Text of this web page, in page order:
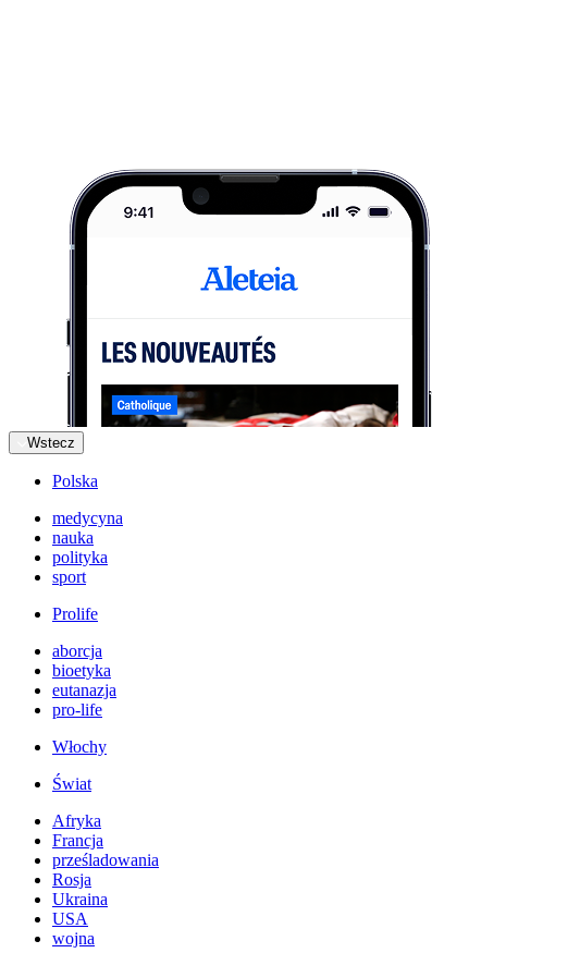
Wstecz
Polska
medycyna
nauka
polityka
sport
Prolife
aborcja
bioetyka
eutanazja
pro-life
Włochy
Świat
Afryka
Francja
prześladowania
Rosja
Ukraina
USA
wojna